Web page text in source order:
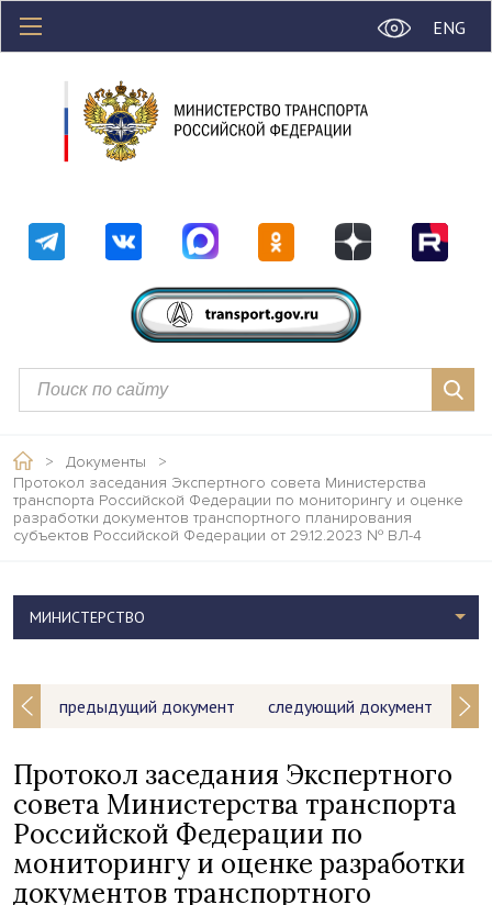
ENG
> Документы
>
Протокол заседания Экспертного совета Министерства
транспорта Российской Федерации по мониторингу и оценке
разработки документов транспортного планирования
субъектов Российской Федерации от 29.12.2023 № ВЛ-4
предыдущий документ следующий документ
Протокол заседания Экспертного
совета Министерства транспорта
Российской Федерации по
мониторингу и оценке разработки
документов транспортного
МИНИСТЕРСТВО